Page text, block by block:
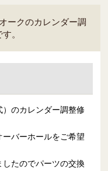
ークのカレンダー調
。
のカレンダー調整修
バーホールをご希望
たのでパーツの交換